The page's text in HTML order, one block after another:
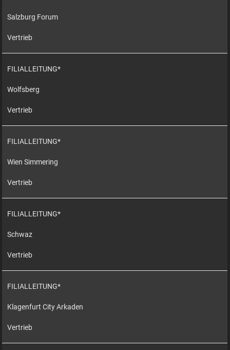
Salzburg Forum
Vertrieb
FILIALLEITUNG*
Wolfsberg
Vertrieb
FILIALLEITUNG*
Wien Simmering
Vertrieb
FILIALLEITUNG*
Schwaz
Vertrieb
FILIALLEITUNG*
Klagenfurt City Arkaden
Vertrieb